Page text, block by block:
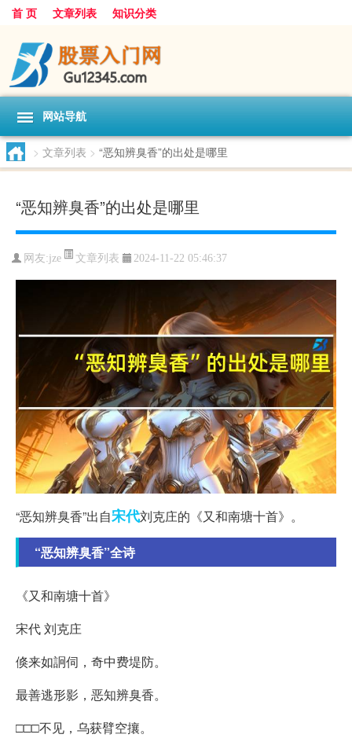
首 页 文章列表 知识分类
网站导航
> 文章列表 > “恶知辨臭香”的出处是哪里
“恶知辨臭香”的出处是哪里
网友:jze 文章列表 2024-11-22 05:46:37
“恶知辨臭香”出自宋代刘克庄的《又和南塘十首》。
“恶知辨臭香”全诗
《又和南塘十首》
宋代 刘克庄
倏来如詗伺，奇中费堤防。
最善逃形影，恶知辨臭香。
□□□不见，乌获臂空攘。